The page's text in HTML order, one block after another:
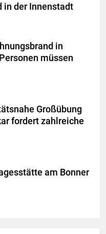
in der Innenstadt
in
müssen
Großübung
fordert zahlreiche
am Bonner